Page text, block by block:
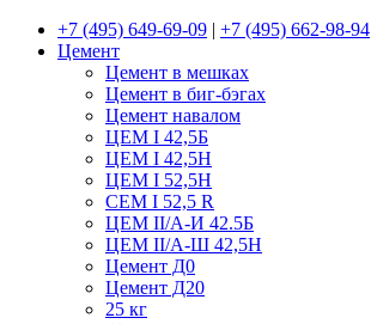
+7 (495) 649-69-09 | +7 (495) 662-98-94
Цемент
Цемент в мешках
Цемент в биг-бэгах
Цемент навалом
ЦЕМ I 42,5Б
ЦЕМ I 42,5Н
ЦЕМ I 52,5Н
CEM I 52,5 R
ЦЕМ II/А-И 42.5Б
ЦЕМ II/А-Ш 42,5Н
Цемент Д0
Цемент Д20
25 кг